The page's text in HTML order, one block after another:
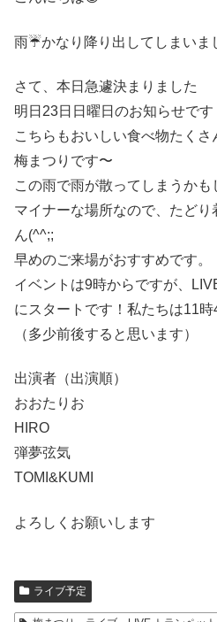
雨☔️かなり降り出してしまいま
さて、本日急遽決まりました
明日23日日曜日のお知らせです
こちらもおいしい食べ物たくさ
梅まつりです〜
この雨で雨が散ってしまうかも
マイナーな場所なので、たど
ん(^^;;
早めのご来場がおすすめです。
イベントは9時からですが、
にスタートです！私たちは11
（多少前後すると思います）
出演者（出演順）
おおたりお
HIRO
弾夢弦気
TOMI&KUMI
よろしくお願いします
ライブ予定